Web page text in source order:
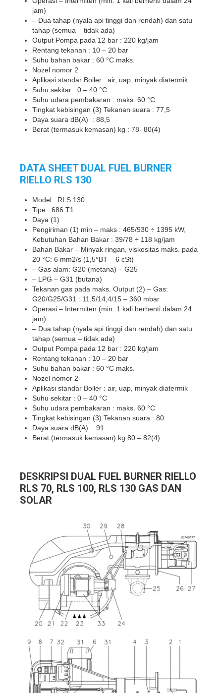
jam)
– Dua tahap (nyala api tinggi dan rendah) dan satu
tahap (semua – tidak ada)
Output Pompa pada 12 bar : 220 kg/jam
Rentang tekanan : 10 – 20 bar
Suhu bahan bakar : 60 °C maks.
Nozel nomor 2
Aplikasi standar Boiler : air, uap, minyak diatermik
Suhu sekitar : 0 – 40 °C
Suhu udara pembakaran : maks. 60 °C
Tingkat kebisingan (3) Tekanan suara : 77,5
Daya suara dB(A) : 88,5
Berat (termasuk kemasan) kg : 78- 80(4)
DATA SHEET DUAL FUEL BURNER
RIELLO RLS 130
Model : RLS 130
Tipe : 686 T1
Daya (1)
Pengiriman (1) min – maks : 465/930 ÷ 1395 kW,
Kebutuhan Bahan Bakar : 39/78 ÷ 118 kg/jam
Bahan Bakar – Minyak ringan, viskositas maks. pada
20 °C: 6 mm2/s (1,5°BT – 6 cSt)
– Gas alam: G20 (metana) – G25
– LPG – G31 (butana)
Tekanan gas pada maks. Output (2) – Gas:
G20/G25/G31 : 11,5/14,4/15 – 360 mbar
Operasi – Intermiten (min. 1 kali berhenti dalam 24
jam)
– Dua tahap (nyala api tinggi dan rendah) dan satu
tahap (semua – tidak ada)
Output Pompa pada 12 bar : 220 kg/jam
Rentang tekanan : 10 – 20 bar
Suhu bahan bakar : 60 °C maks.
Nozel nomor 2
Aplikasi standar Boiler : air, uap, minyak diatermik
Suhu sekitar : 0 – 40 °C
Suhu udara pembakaran : maks. 60 °C
Tingkat kebisingan (3) Tekanan suara : 80
Daya suara dB(A) : 91
Berat (termasuk kemasan) kg 80 – 82(4)
DESKRIPSI DUAL FUEL BURNER RIELLO
RLS 70, RLS 100, RLS 130 GAS DAN
SOLAR